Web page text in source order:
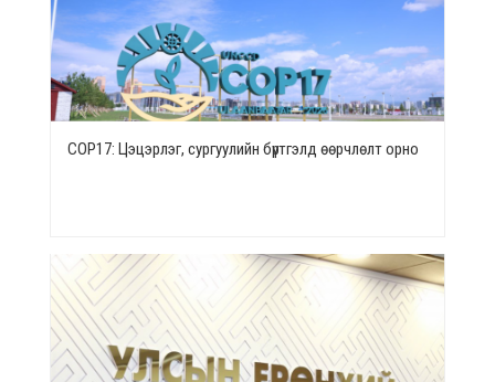
СОР17: Цэцэрлэг, сургуулийн бүртгэлд өөрчлөлт орно